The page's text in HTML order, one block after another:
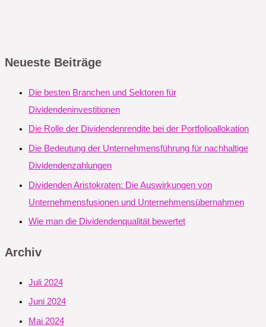
Neueste Beiträge
Die besten Branchen und Sektoren für
Dividendeninvestitionen
Die Rolle der Dividendenrendite bei der Portfolioallokation
Die Bedeutung der Unternehmensführung für nachhaltige
Dividendenzahlungen
Dividenden Aristokraten: Die Auswirkungen von
Unternehmensfusionen und Unternehmensübernahmen
Wie man die Dividendenqualität bewertet
Archiv
Juli 2024
Juni 2024
Mai 2024